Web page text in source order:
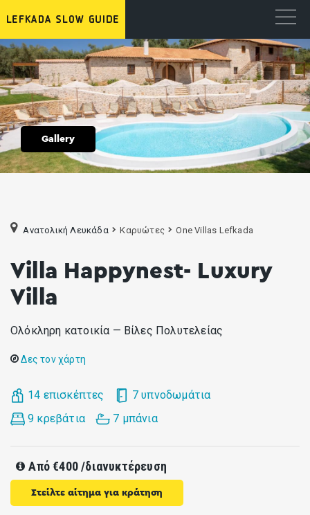
Gallery
Ανατολική Λευκάδα Καρυώτες One Villas Lefkada
Villa Happynest- Luxury
Villa
Ολόκληρη κατοικία — Bίλες Πολυτελείας
Δες τον χάρτη
14 επισκέπτες
7 υπνοδωμάτια
9 κρεβάτια
7 μπάνια
Από€400/διανυκτέρευση
Στείλτε αίτημα για κράτηση